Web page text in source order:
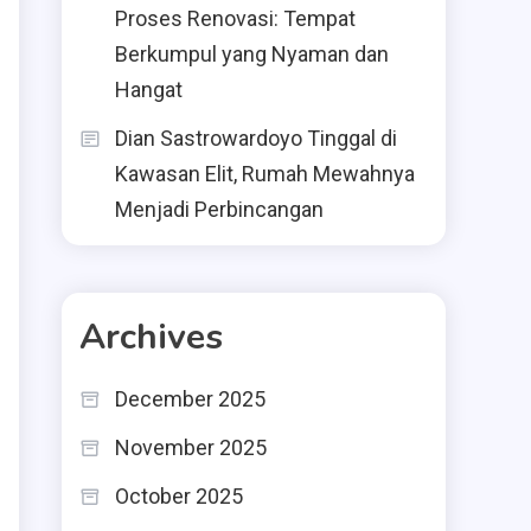
Proses Renovasi: Tempat
Berkumpul yang Nyaman dan
Hangat
Dian Sastrowardoyo Tinggal di
Kawasan Elit, Rumah Mewahnya
Menjadi Perbincangan
Archives
December 2025
November 2025
October 2025